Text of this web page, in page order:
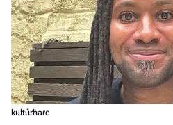
kultúrharc